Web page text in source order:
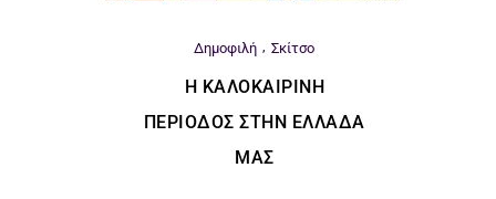
Δημοφιλή Σκίτσο
Η ΚΑΛΟΚΑΙΡΙΝΉ
ΠΕΡΊΟΔΟΣ ΣΤΗΝ ΕΛΛΆΔΑ
ΜΑΣ